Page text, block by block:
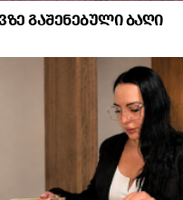
გაშენებული ბაღი